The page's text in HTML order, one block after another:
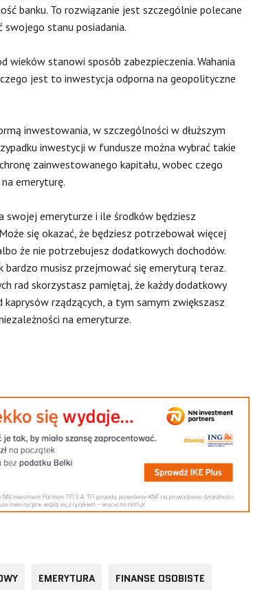
banku. To rozwiązanie jest szczególnie polecane
stanu posiadania.
wieków stanowi sposób zabezpieczenia. Wahania
jest to inwestycja odporna na geopolityczne
inwestowania, w szczególności w dłuższym
inwestycji w fundusze można wybrać takie
zainwestowanego kapitału, wobec czego
emeryturę.
swojej emeryturze i ile środków będziesz
się okazać, że będziesz potrzebował więcej
że nie potrzebujesz dodatkowych dochodów.
musisz przejmować się emeryturą teraz.
rad skorzystasz pamiętaj, że każdy dodatkowy
rządzących, a tym samym zwiększasz
na emeryturze.
EMERYTURA FINANSE OSOBISTE